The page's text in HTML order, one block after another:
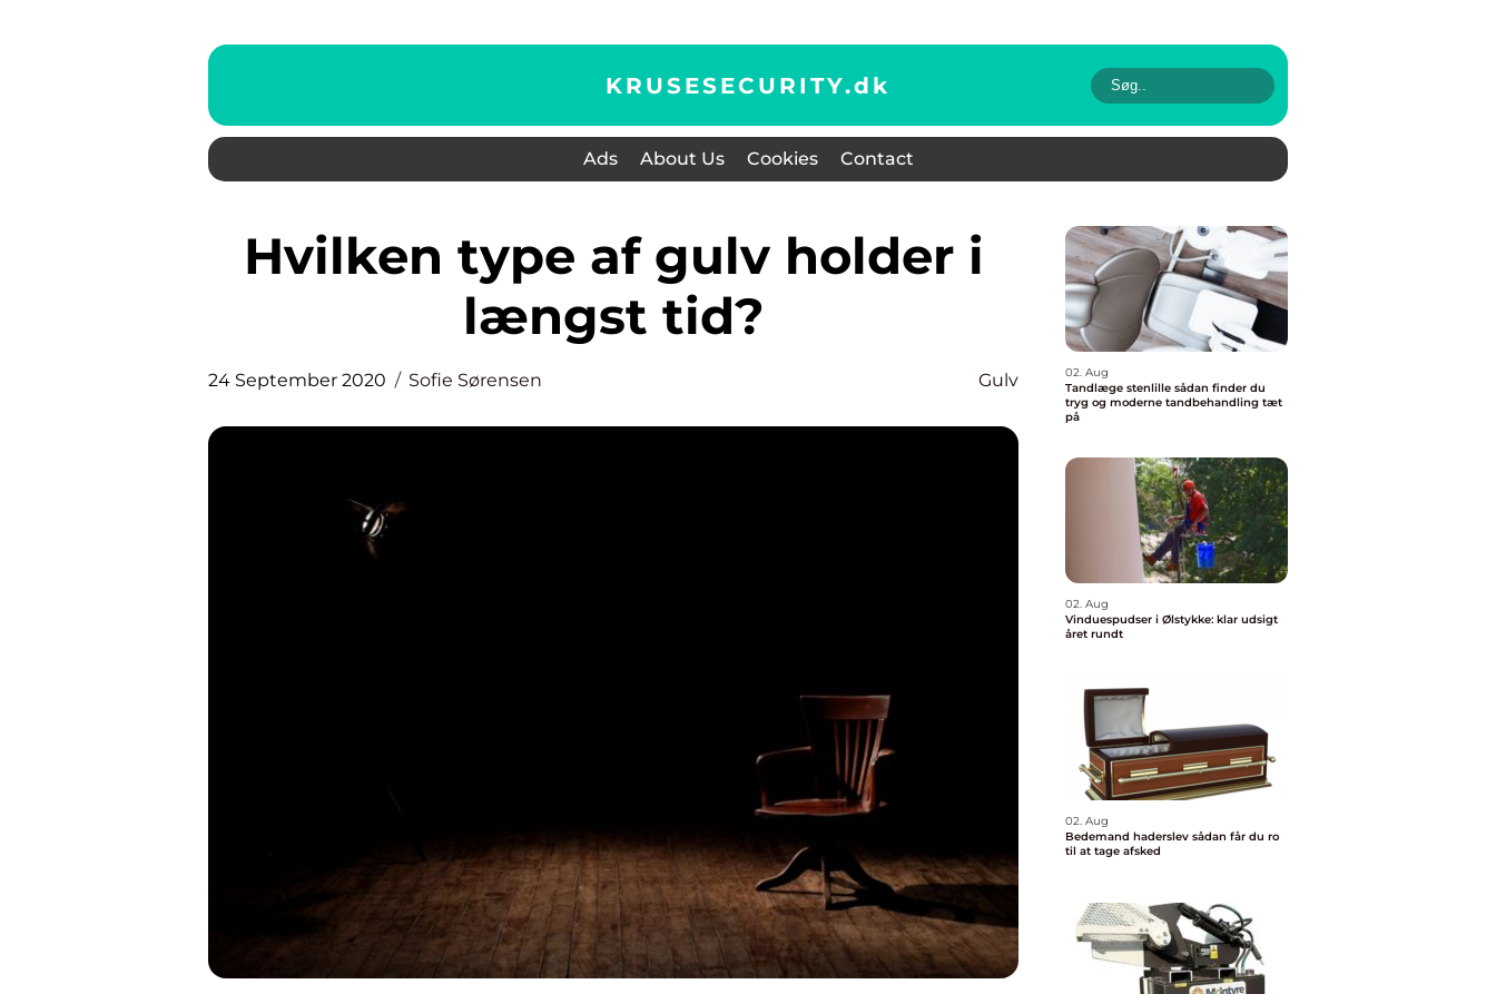
KRUSESECURITY.dk
Ads About Us Cookies Contact
Hvilken type af gulv holder i
længst tid?
24 September 2020 Sofie Sørensen Gulv
02. Aug
Tandlæge stenlille sådan finder du
tryg og moderne tandbehandling tæt
på
02. Aug
Vinduespudser i Ølstykke: klar udsigt
året rundt
02. Aug
Bedemand haderslev sådan får du ro
til at tage afsked